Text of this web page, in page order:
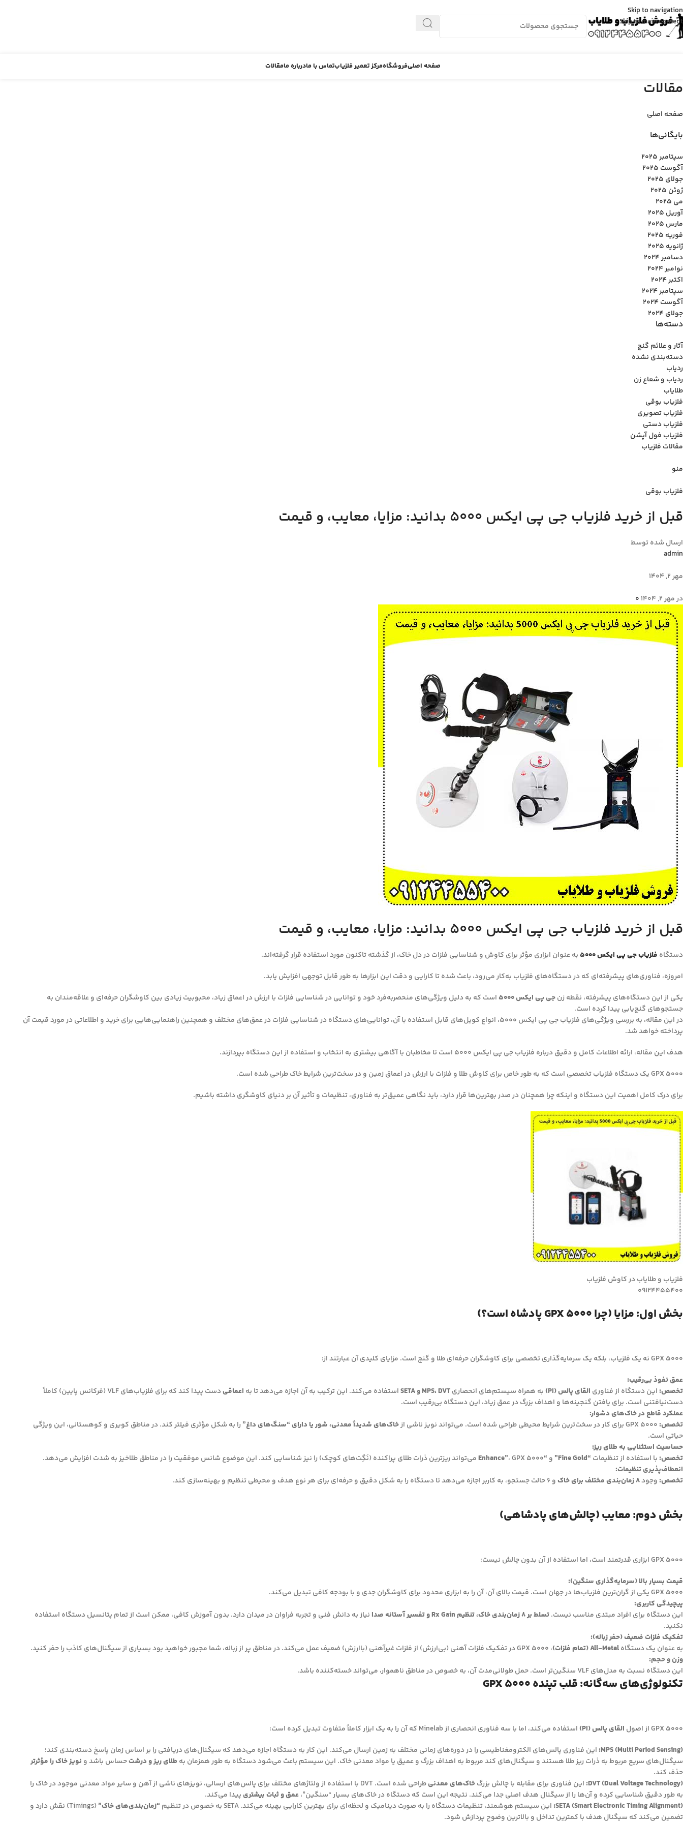
Skip to navigation
Skip to main content
صفحه اصلیفروشگاهمرکز تعمیر فلزیابتماس با مادرباره مامقالات
مقالات
صفحه اصلی
بایگانی‌ها
سپتامبر 2025
آگوست 2025
جولای 2025
ژوئن 2025
می 2025
آوریل 2025
مارس 2025
فوریه 2025
ژانویه 2025
دسامبر 2024
نوامبر 2024
اکتبر 2024
سپتامبر 2024
آگوست 2024
جولای 2024
دسته‌ها
آثار و علائم گنج
دسته‌بندی نشده
ردیاب
ردیاب و شعاع زن
طلایاب
فلزیاب بوقی
فلزیاب تصویری
فلزیاب دستی
فلزیاب فول آپشن
مقالات فلزیاب
منو
فلزیاب بوقی
قبل از خرید فلزیاب جی پی ایکس 5000 بدانید: مزایا، معایب، و قیمت
ارسال شده توسط
admin
مهر 2, 1404
در مهر 2, 1404
0
قبل از خرید فلزیاب جی پی ایکس 5000 بدانید: مزایا، معایب، و قیمت
دستگاه فلزیاب‌ جی پی ایکس ۵۰۰۰
به عنوان ابزاری مؤثر برای کاوش و شناسایی فلزات در دل خاک، از گذشته تاکنون مورد استفاده قرار گرفته‌اند.
امروزه، فناوری‌های پیشرفته‌ای که در دستگاه‌های فلزیاب به‌کار می‌رود، باعث شده تا کارایی و دقت این ابزارها به طور قابل توجهی افزایش یابد.
یکی از این دستگاه‌های پیشرفته، نقطه زنجی پی ایکس ۵۰۰۰
است که به دلیل ویژگی‌های منحصربه‌فرد خود و توانایی در شناسایی فلزات با ارزش در اعماق زیاد، محبوبیت زیادی بین کاوشگران حرفه‌ای و علاقه‌مندان به
جستجوهای گنج‌یابی پیدا کرده است.
در این مقاله، به بررسی ویژگی‌های فلزیاب جی پی ایکس ۵۰۰۰، انواع کویل‌های قابل استفاده با آن، توانایی‌های دستگاه در شناسایی فلزات در عمق‌های مختلف و همچنین راهنمایی‌هایی برای خرید و اطلاعاتی در مورد قیمت آن
پرداخته خواهد شد.
هدف این مقاله، ارائه اطلاعات کامل و دقیق درباره فلزیاب جی پی ایکس ۵۰۰۰ است تا مخاطبان با آگاهی بیشتری به انتخاب و استفاده از این دستگاه بپردازند.
GPX 5000 یک دستگاه فلزیاب تخصصی است که به طور خاص برای کاوش طلا و فلزات با ارزش در اعماق زمین و در سخت‌ترین شرایط خاک طراحی شده است.
برای درک کامل اهمیت این دستگاه و اینکه چرا همچنان در صدر بهترین‌ها قرار دارد، باید نگاهی عمیق‌تر به فناوری، تنظیمات و تأثیر آن بر دنیای کاوشگری داشته باشیم.
فلزیاب و طلایاب در کاوش فلزیاب
09124455400
بخش اول: مزایا (چرا GPX 5000 پادشاه است؟)
GPX 5000 نه یک فلزیاب، بلکه یک سرمایه‌گذاری تخصصی برای کاوشگران حرفه‌ای طلا و گنج است. مزایای کلیدی آن عبارتند از:
عمق نفوذ بی‌رقیب:
تخصص: این دستگاه از فناوری القای پالس (PI) به همراه سیستم‌های انحصاریMPS، DVT و SETA استفاده می‌کند. این ترکیب به آن اجازه می‌دهد تا به اعماقی
دست پیدا کند که برای فلزیاب‌های VLF (فرکانس پایین) کاملاً
دست‌نیافتنی است. برای یافتن گنجینه‌ها و اهداف بزرگ در عمق زیاد، این دستگاه بی‌رقیب است.
عملکرد قاطع در خاک‌های دشوار:
تخصص:
خاک‌های شدیداً معدنی، شور یا دارای “سنگ‌های داغ” را به شکل مؤثری فیلتر کند. در مناطق کویری و کوهستانی، این ویژگی
حیاتی است.
حساسیت استثنایی به طلای ریز:
تخصص: با استفاده از تنظیمات “Fine Gold” و “Enhance”، GPX 5000 می‌تواند ریزترین ذرات طلای پراکنده (نَگِت‌های کوچک) را نیز شناسایی کند. این موضوع شانس موفقیت را در مناطق طلاخیز به شدت افزایش می‌دهد.
انعطاف‌پذیری تنظیمات:
تخصص: وجود8 زمان‌بندی مختلف برای خاک و 6 حالت جستجو، به کاربر اجازه می‌دهد تا دستگاه را به شکل دقیق و حرفه‌ای برای هر نوع هدف و محیطی تنظیم و بهینه‌سازی کند.
بخش دوم: معایب (چالش‌های پادشاهی)
GPX 5000 ابزاری قدرتمند است، اما استفاده از آن بدون چالش نیست:
قیمت بسیار بالا (سرمایه‌گذاری سنگین):
GPX 5000 یکی از گران‌ترین فلزیاب‌ها در جهان است. قیمت بالای آن، آن را به ابزاری محدود برای کاوشگران جدی و با بودجه کافی تبدیل می‌کند.
پیچیدگی کاربری:
این دستگاه برای افراد مبتدی مناسب نیست.تسلط بر 8 زمان‌بندی خاک، تنظیم Rx Gain و تفسیر آستانه صدا
نیاز به دانش فنی و تجربه فراوان در میدان دارد. بدون آموزش کافی، ممکن است از تمام پتانسیل دستگاه استفاده
نکنید.
تفکیک فلزات ضعیف (حفر زباله):
به عنوان یک دستگاهAll-Metal (تمام فلزات)
، GPX 5000 در تفکیک فلزات آهنی (بی‌ارزش) از فلزات غیرآهنی (باارزش) ضعیف عمل می‌کند. در مناطق پر از زباله، شما مجبور خواهید بود بسیاری از سیگنال‌های کاذب را حفر کنید.
وزن و حجم:
این دستگاه نسبت به مدل‌های VLF سنگین‌تر است. حمل طولانی‌مدت آن، به خصوص در مناطق ناهموار، می‌تواند خسته‌کننده باشد.
تکنولوژی‌های سه‌گانه: قلب تپنده GPX 5000
GPX 5000 از اصول القای پالس (PI)
استفاده می‌کند، اما با سه فناوری انحصاری از Minelab که آن را به یک ابزار کاملاً متفاوت تبدیل کرده است:
MPS (Multi Period Sensing): این فناوری پالس‌های الکترومغناطیسی را در دوره‌های زمانی مختلف به زمین ارسال می‌کند. این کار به دستگاه اجازه می‌دهد که سیگنال‌های دریافتی را بر اساس زمان پاسخ دسته‌بندی کند؛
سیگنال‌های سریع مربوط به ذرات ریز طلا هستند و سیگنال‌های کند مربوط به اهداف بزرگ و عمیق یا مواد معدنی خاک. این سیستم باعث می‌شود دستگاه به طور همزمان به طلای ریز و درشتحساس باشد و نویز خاک را مؤثرتر
حذف کند.
DVT (Dual Voltage Technology): این فناوری برای مقابله با چالش بزرگخاک‌های معدنی
طراحی شده است. DVT با استفاده از ولتاژهای مختلف برای پالس‌های ارسالی، نویزهای ناشی از آهن و سایر مواد معدنی موجود در خاک را
به طور دقیق شناسایی کرده و آن‌ها را از سیگنال هدف اصلی جدا می‌کند. نتیجه این است که دستگاه در خاک‌های بسیار “سنگین”،عمق و ثبات بیشتریپیدا می‌کند.
SETA (Smart Electronic Timing Alignment): این سیستم هوشمند، تنظیمات دستگاه را به صورت دینامیک و لحظه‌ای برای بهترین کارایی بهینه می‌کند. SETA به خصوص در تنظیم “زمان‌بندی‌های خاک”
(Timings) نقش دارد و
تضمین می‌کند که سیگنال هدف با کمترین تداخل و بالاترین وضوح پردازش شود.